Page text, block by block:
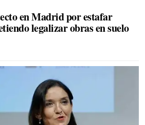
en Madrid por estafar
legalizar obras en suelo